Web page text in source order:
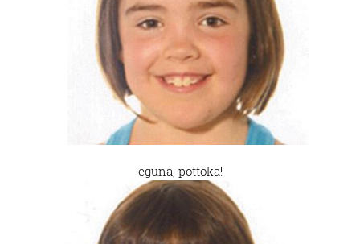
eguna, pottoka!